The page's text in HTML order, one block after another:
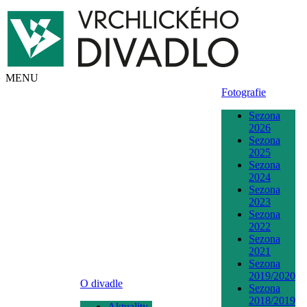
MENU
O divadle
Fotografie
Sezona
2026
Sezona
2025
Sezona
2024
Sezona
2023
Sezona
2022
Sezona
2021
Sezona
2019/2020
Sezona
2018/2019